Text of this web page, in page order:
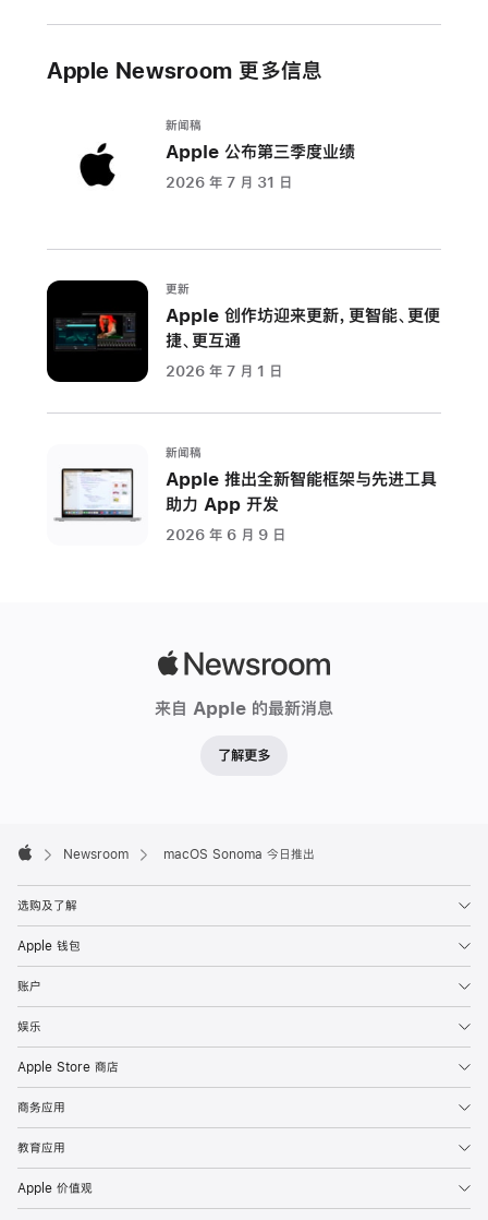
c
O
现
通
免
费
件
更
新
丰
功
与
戏
更
Apple Newsroom 更多信息
新闻稿
Apple 公布第三季度业绩
2026 年 7 月 31 日
更新
Apple 创作坊迎来更新，更智能、更便
捷、更互通
2026 年 7 月 1 日
新闻稿
Apple 推出全新智能框架与先进工具
助力 App 开发
2026 年 6 月 9 日
来自 Apple 的最新消息
了解更多
Footer

Newsroom macOS Sonoma 今日推出
选购及了解
Apple 钱包
账户
娱乐
Apple Store 商店
商务应用
教育应用
Apple 价值观